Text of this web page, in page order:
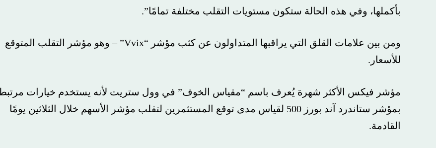
بأكملها، وفي هذه الحالة ستكون مستويات التقلب مختلفة تمامًا”.
ومن بين علامات القلق التي يراقبها المتداولون عن كثب مؤشر “Vvix” – وهو مؤشر التقلب المتوقع
للأسعار.
مؤشر فيكس الأكثر شهرة يُعرف باسم “مقياس الخوف” في وول ستريت لأنه يستخدم خيارات مرتبطة
بمؤشر ستاندرد آند بورز 500 لقياس مدى توقع المستثمرين لتقلب مؤشر الأسهم خلال الثلاثين يومًا
القادمة.